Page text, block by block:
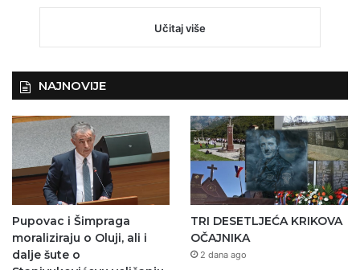
Učitaj više
NAJNOVIJE
Pupovac i Šimpraga
moraliziraju o Oluji, ali i
dalje šute o
TRI DESETLJEĆA KRIKOVA
OČAJNIKA
2 dana ago